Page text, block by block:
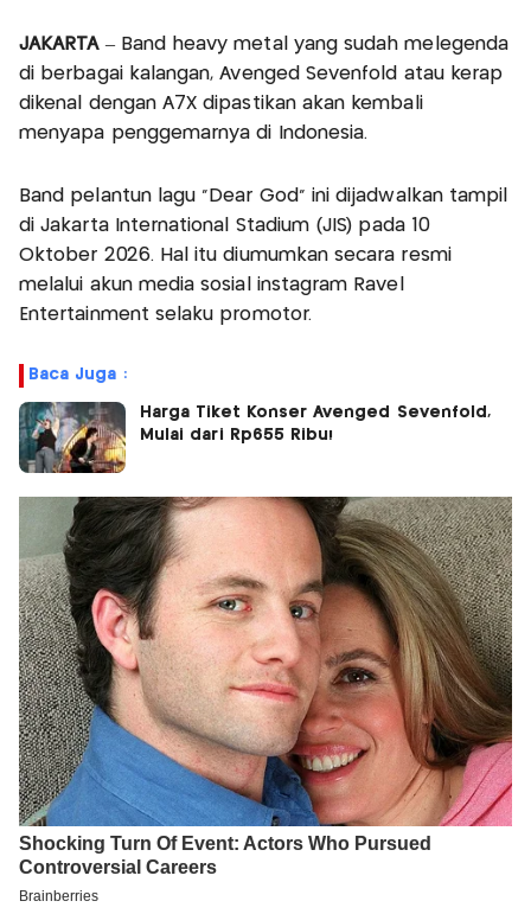
JAKARTA– Band heavy metal yang sudah melegenda
di berbagai kalangan, Avenged Sevenfold atau kerap
dikenal dengan A7X dipastikan akan kembali
menyapa penggemarnya di Indonesia.
Band pelantun lagu “Dear God" ini dijadwalkan tampil
di Jakarta International Stadium (JIS) pada 10
Oktober 2026. Hal itu diumumkan secara resmi
melalui akun media sosial instagram Ravel
Entertainment selaku promotor.
Baca Juga :
Harga Tiket Konser Avenged Sevenfold,
Mulai dari Rp655 Ribu!